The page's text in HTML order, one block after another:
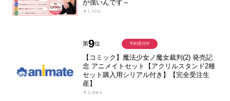
が強いんです～
￥1,100
第9位
【コミック】魔法少女ノ魔女裁判(2) 発売記
念 アニメイトセット【アクリルスタンド2種
セット購入用シリアル付き】【完全受注生
産】
￥2,684
予約受付中